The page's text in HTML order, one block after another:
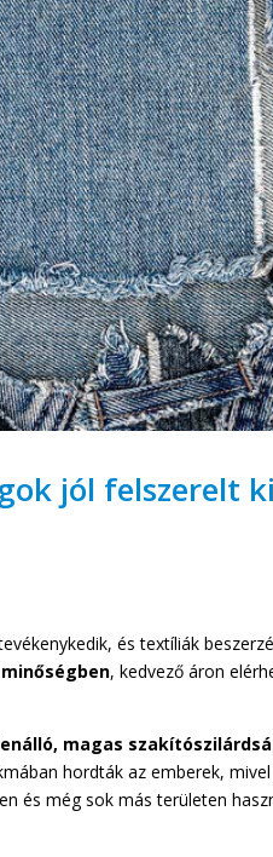
jól felszerelt
és textíliák
, kedvező áron
magas
hordták az emberek,
és még sok más területen